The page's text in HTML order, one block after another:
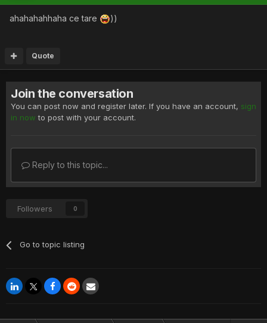
ahahahahhaha ce tare ))
Quote
Join the conversation
You can post now and register later. If you have an account, sign
in now to post with your account.
Reply to this topic...
Followers 0
Go to topic listing